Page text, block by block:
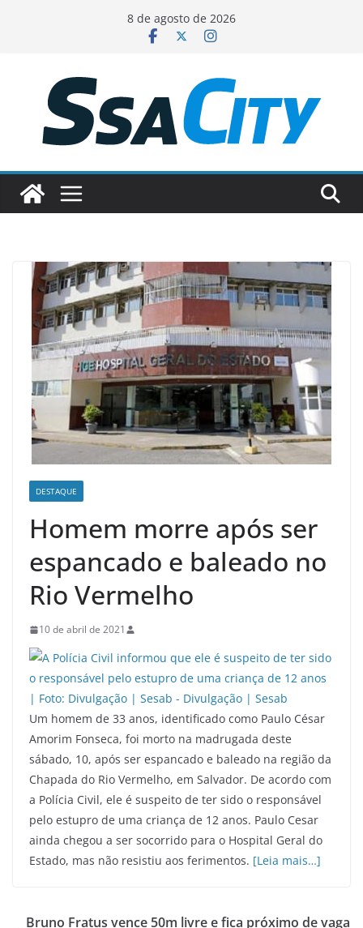
conteúdo
8 de agosto de 2026
DESTAQUE
Homem morre após ser
espancado e baleado no
Rio Vermelho
10 de abril de 2021
Um homem de 33 anos, identificado como Paulo César
Amorim Fonseca, foi morto na madrugada deste
sábado, 10, após ser espancado e baleado na região da
Chapada do Rio Vermelho, em Salvador. De acordo com
a Polícia Civil, ele é suspeito de ter sido o responsável
pelo estupro de uma criança de 12 anos. Paulo Cesar
ainda chegou a ser socorrido para o Hospital Geral do
Estado, mas não resistiu aos ferimentos. [Leia mais…]
Bruno Fratus vence 50m livre e fica próximo de vaga